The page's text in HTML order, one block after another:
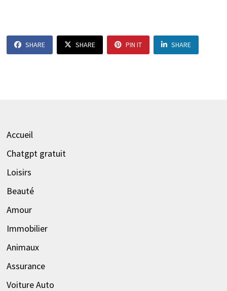
SHARE SHARE PIN IT SHARE
Accueil
Chatgpt gratuit
Loisirs
Beauté
Amour
Immobilier
Animaux
Assurance
Voiture Auto